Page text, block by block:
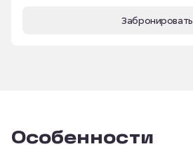
Забронировать
Особенности